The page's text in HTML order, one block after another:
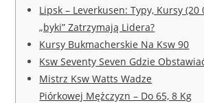
Lipsk – Leverkusen: Typy, Kursy (20
„byki” Zatrzymają Lidera?
Kursy Bukmacherskie Na Ksw 90
Ksw Seventy Seven Gdzie
Mistrz Ksw Watts Wadze
Piórkowej Mężczyzn – Do 65, 8 Kg